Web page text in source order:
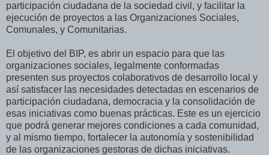
participación ciudadana de la sociedad civil, y facilitar la
ejecución de proyectos a las Organizaciones Sociales,
Comunales, y Comunitarias.
El objetivo del BIP, es abrir un espacio para que las
organizaciones sociales, legalmente conformadas
presenten sus proyectos colaborativos de desarrollo local y
así satisfacer las necesidades detectadas en escenarios de
participación ciudadana, democracia y la consolidación de
esas iniciativas como buenas prácticas. Este es un ejercicio
que podrá generar mejores condiciones a cada comunidad,
y al mismo tiempo, fortalecer la autonomía y sostenibilidad
de las organizaciones gestoras de dichas iniciativas.